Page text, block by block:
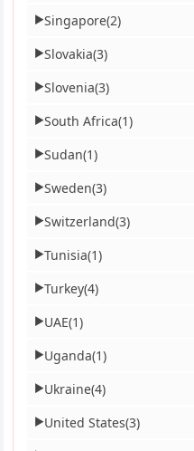
▶Singapore(2)
▶Slovakia(3)
▶Slovenia(3)
▶South Africa(1)
▶Sudan(1)
▶Sweden(3)
▶Switzerland(3)
▶Tunisia(1)
▶Turkey(4)
▶UAE(1)
▶Uganda(1)
▶Ukraine(4)
▶United States(3)